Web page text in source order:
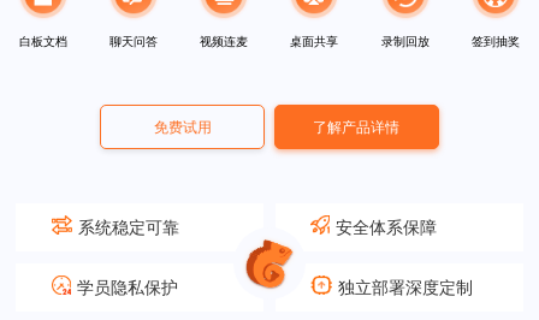
白板文档 聊天问答 视频连麦 桌面共享 录制回放 签到抽奖
免费试用 了解产品详情
系统稳定可靠 安全体系保障
学员隐私保护 独立部署深度定制